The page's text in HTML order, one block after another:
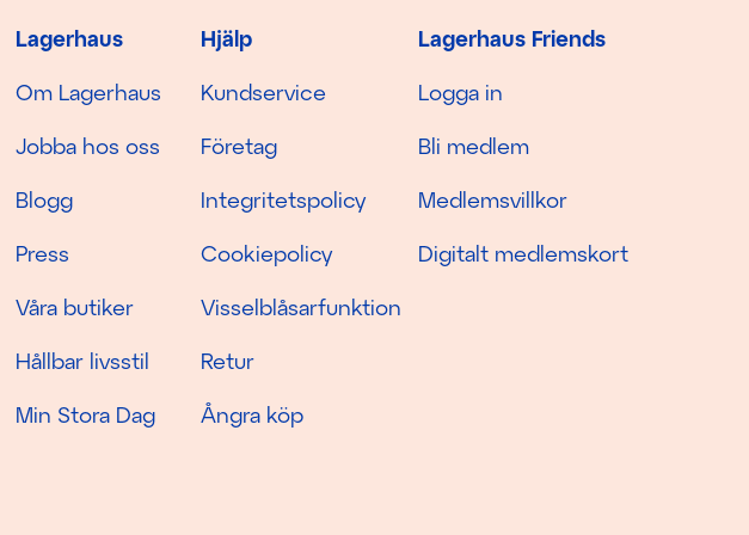
Lagerhaus
Om Lagerhaus
Jobba hos oss
Blogg
Press
Våra butiker
Hållbar livsstil
Min Stora Dag
Hjälp
Kundservice
Företag
Integritetspolicy
Cookiepolicy
Visselblåsarfunktion
Retur
Ångra köp
Lagerhaus Friends
Logga in
Bli medlem
Medlemsvillkor
Digitalt medlemskort